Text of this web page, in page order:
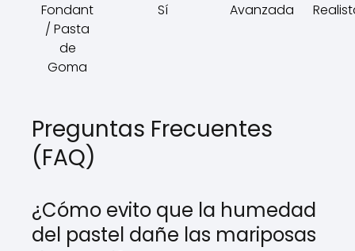
Fondant
/ Pasta
de
Goma
Sí Avanzada
Preguntas Frecuentes
(FAQ)
¿Cómo evito que la humedad
del pastel dañe las mariposas